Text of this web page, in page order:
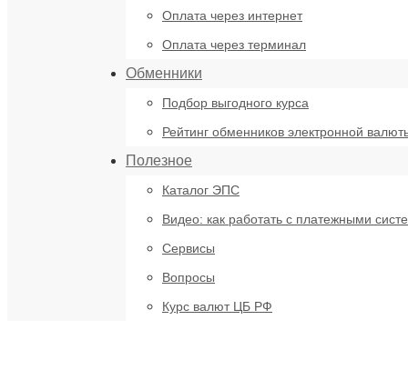
Оплата через интернет
Оплата через терминал
Обменники
Подбор выгодного курса
Рейтинг обменников электронной
Полезное
Каталог ЭПС
Видео: как работать с платежными
Сервисы
Вопросы
Курс валют ЦБ РФ